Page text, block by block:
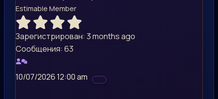
Estimable Member
Зарегистрирован: 3 months ago
Сообщения: 63
10/07/2026 12:00 am